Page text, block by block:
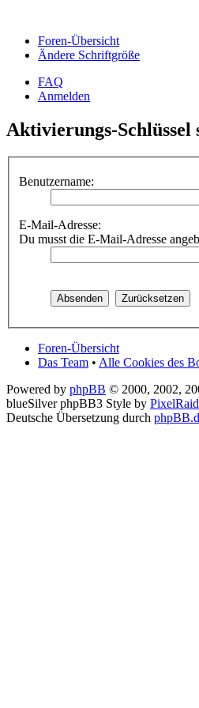
Foren-Übersicht
Ändere Schriftgröße
FAQ
Anmelden
Aktivierungs-Schlüssel
Benutzername:
E-Mail-Adresse:
Du musst die E-Mail-Adresse
Foren-Übersicht
Das Team • Alle Cookies des
Powered by phpBB © 2000, 2002,
blueSilver phpBB3 Style by
Deutsche Übersetzung durch